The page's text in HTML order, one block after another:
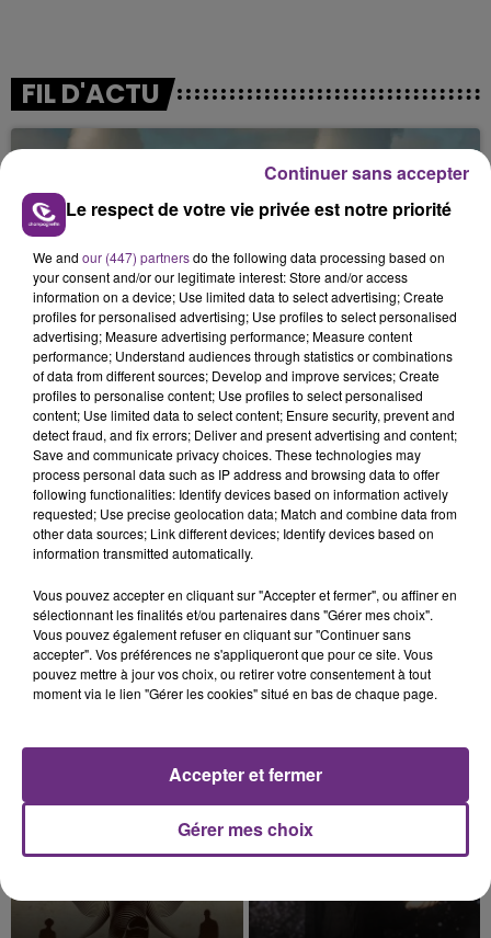
FIL D'ACTU
7 août 2026
LA CENTRALE NUCLÉAIRE DE CHOOZ
TOUJOURS À L'ARRÊT
Cela fait déjà une semaine que la centrale
nucléaire ardennaise est à l'arrêt. Une situation
justifiée par la sécheresse intense qui est toujours
présente.
LE MAGASIN JOUÉCLUB DE REIMS FERME
SES PORTES
C'était l'une des institutions du centre-ville
rémois. Le magasin JouéClub est contraint de
Le respect de votre vie privée est notre priorité
We and our (447) partnersdo the following data processing based on
your consent and/or our legitimate interest: Store and/or access
information on a device; Use limited data to select advertising; Create
profiles for personalised advertising; Use profiles to select personalised
advertising; Measure advertising performance; Measure content
performance; Understand audiences through statistics or combinations
of data from different sources; Develop and improve services; Create
profiles to personalise content; Use profiles to select personalised
content; Use limited data to select content; Ensure security, prevent and
detect fraud, and fix errors; Deliver and present advertising and content;
Save and communicate privacy choices. These technologies may
process personal data such as IP address and browsing data to offer
following functionalities: Identify devices based on information actively
requested; Use precise geolocation data; Match and combine data from
other data sources; Link different devices; Identify devices based on
information transmitted automatically.
Vous pouvez accepter en cliquant sur "Accepter et fermer", ou affiner en
sélectionnant les finalités et/ou partenaires dans "Gérer mes choix".
Vous pouvez également refuser en cliquant sur "Continuer sans
accepter". Vos préférences ne s'appliqueront que pour ce site. Vous
pouvez mettre à jour vos choix, ou retirer votre consentement à tout
moment via le lien "Gérer les cookies" situé en bas de chaque page.
Gérer mes choix
Accepter et fermer
Continuer sans accepter